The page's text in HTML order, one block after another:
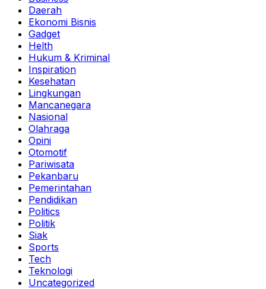
Daerah
Ekonomi Bisnis
Gadget
Helth
Hukum & Kriminal
Inspiration
Kesehatan
Lingkungan
Mancanegara
Nasional
Olahraga
Opini
Otomotif
Pariwisata
Pekanbaru
Pemerintahan
Pendidikan
Politics
Politik
Siak
Sports
Tech
Teknologi
Uncategorized